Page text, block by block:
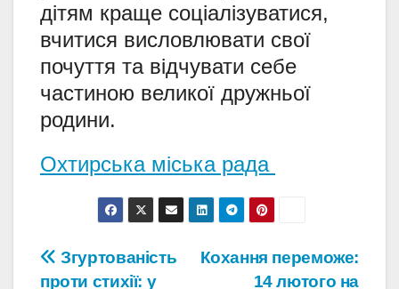
дітям краще соціалізуватися,
вчитися висловлювати свої
почуття та відчувати себе
частиною великої дружньої
родини.
Охтирська міська рада
Навігація
Кохання переможе:
14 лютого на
Згуртованість
проти стихії: у